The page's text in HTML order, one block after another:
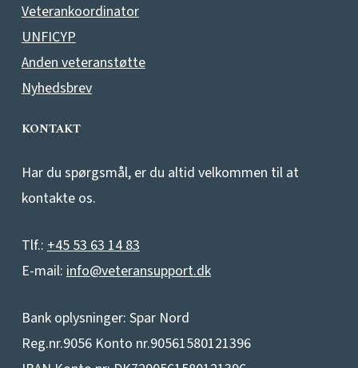
Veterankoordinator
UNFICYP
Anden veteranstøtte
Nyhedsbrev
KONTAKT
Har du spørgsmål, er du altid velkommen til at
kontakte os.
Tlf.: +45 53 63 14 83
E-mail: info@veteransupport.dk
Bank oplysninger: Spar Nord
Reg.nr.9056 Konto nr.90561580121396